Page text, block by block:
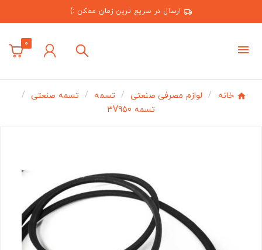
ارسال در سریع ترین زمان ممکن :)
0
خانه لوازم مصرفی صنعتی تسمه
تسمه صنعتی
تسمه 3V950